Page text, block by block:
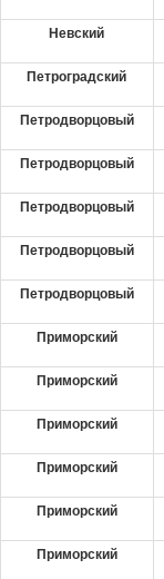
Невский
Петроградский
Петродворцовый
Петродворцовый
Петродворцовый
Петродворцовый
Петродворцовый
Приморский
Приморский
Приморский
Приморский
Приморский
Приморский